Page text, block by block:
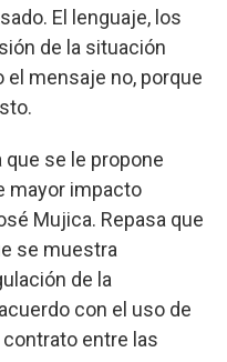
El lenguaje, los
de la situación
el mensaje no, porque
que se le propone
mayor impacto
Mujica. Repasa que
se muestra
de la
con el uso de
contrato entre las